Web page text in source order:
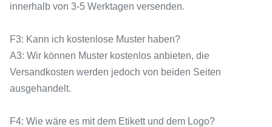
innerhalb von 3-5 Werktagen versenden.
F3: Kann ich kostenlose Muster haben?
A3: Wir können Muster kostenlos anbieten, die
Versandkosten werden jedoch von beiden Seiten
ausgehandelt.
F4: Wie wäre es mit dem Etikett und dem Logo?